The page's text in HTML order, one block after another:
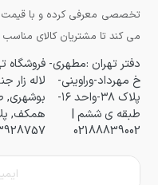
تخصصی معرفی کرده و با قیمت
می کند تا مشتریان کالای
دفتر تهران :مطهری-
خ مهرداد-وراوینی-
پلاک ۳۸-واحد ۱۶-
طبقه ی ششم |
02188839002
فروشگاه
لاله زار
بوشهری,
همکف,